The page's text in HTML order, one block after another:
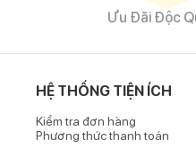
Ưu Đãi Độc
HỆ THỐNG TIỆN ÍCH
Kiểm tra đơn hàng
Phương thức thanh toán